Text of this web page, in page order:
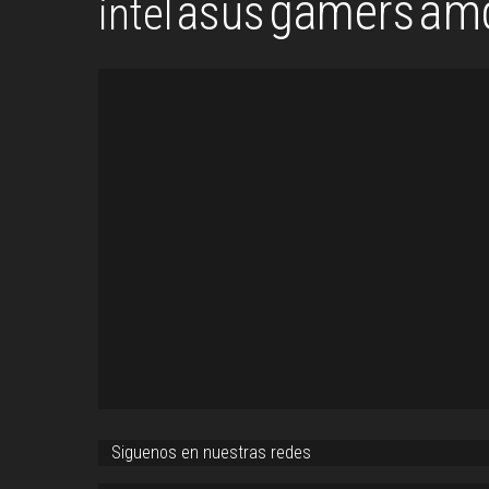
intelasusgamers
Siguenos en nuestras redes